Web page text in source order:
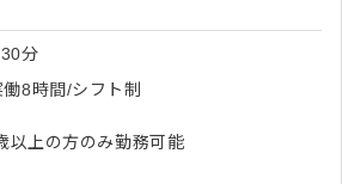
分
8時間/シフト制
上の方のみ勤務可能